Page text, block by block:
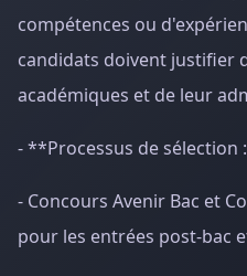
compétences ou
candidats doivent justifier
académiques et de leur
- **Processus de sélection
- Concours Avenir Bac et
pour les entrées post-bac